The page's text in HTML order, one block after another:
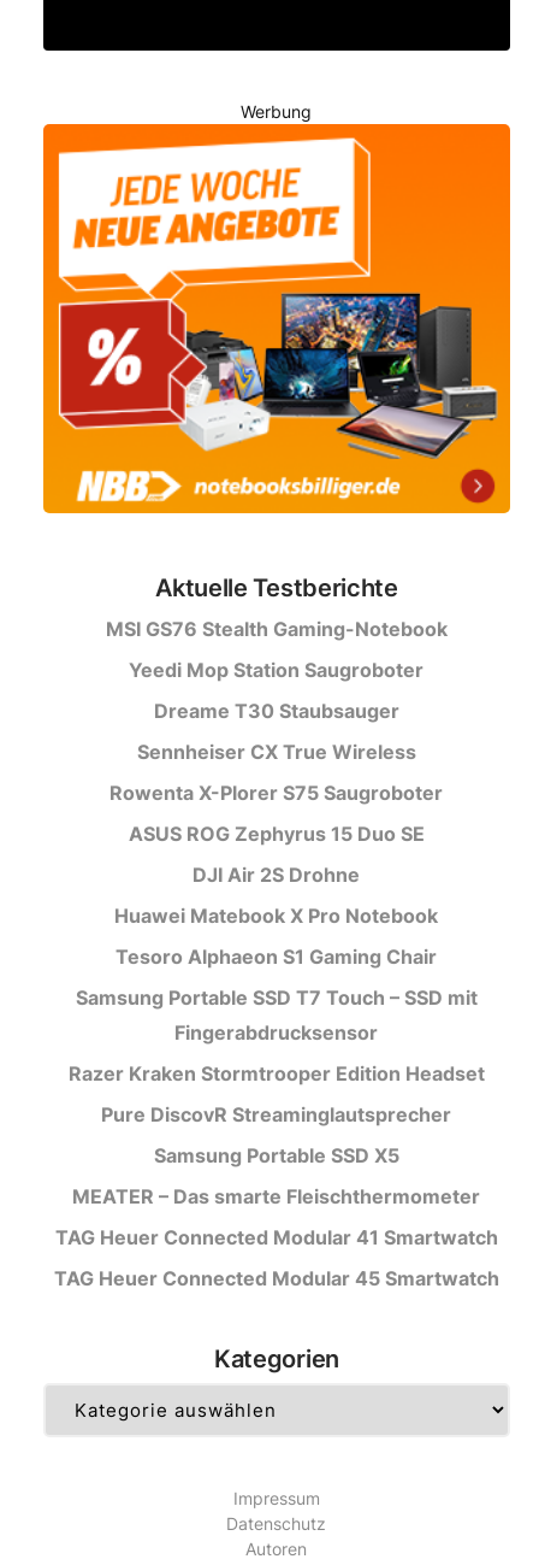
Werbung
Aktuelle Testberichte
MSI GS76 Stealth Gaming-Notebook
Yeedi Mop Station Saugroboter
Dreame T30 Staubsauger
Sennheiser CX True Wireless
Rowenta X-Plorer S75 Saugroboter
ASUS ROG Zephyrus 15 Duo SE
DJI Air 2S Drohne
Huawei Matebook X Pro Notebook
Tesoro Alphaeon S1 Gaming Chair
Samsung Portable SSD T7 Touch – SSD mit
Fingerabdrucksensor
Razer Kraken Stormtrooper Edition Headset
Pure DiscovR Streaminglautsprecher
Samsung Portable SSD X5
MEATER – Das smarte Fleischthermometer
TAG Heuer Connected Modular 41 Smartwatch
TAG Heuer Connected Modular 45 Smartwatch
Kategorien
Impressum
Datenschutz
Autoren